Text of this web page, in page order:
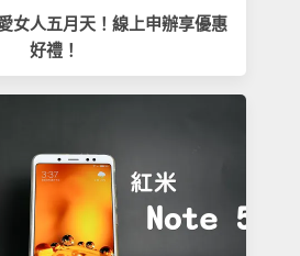
女人五月天！線上申辦享優惠
好禮！